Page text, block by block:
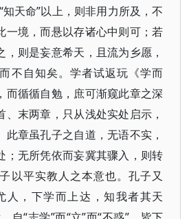
天命”以上，则非用力所及，不
一境，而悬以存诸心中则可；若
则是妄意希天，且流为乡愿，
不自知矣。学者试返玩《学而
而循循自勉，庶可渐窥此章之深
末两章，只从浅处实处启示，
章虽孔子之自道，无语不实，
；无所凭依而妄冀其骤入，则转
以平实教人之本意也。孔子又
人，下学而上达，知我者其天